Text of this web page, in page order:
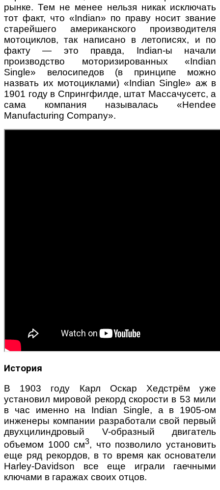
рынке. Тем не менее нельзя никак исключать
тот факт, что «Indian» по праву носит звание
старейшего американского производителя
мотоциклов, так написано в летописях, и по
факту — это правда, Indian-ы начали
производство моторизированных «Indian
Single» велосипедов (в принципе можно
назвать их мотоциклами) «Indian Single» аж в
1901 году в Спрингфилде, штат Массачусетс, а
сама компания называлась «Hendee
Manufacturing Company».
История
В 1903 году Карл Оскар Хедстрём уже
установил мировой рекорд скорости в 53 мили
в час именно на Indian Single, а в 1905-ом
инженеры компании разработали свой первый
двухцилиндровый V-образный двигатель
объемом 1000 см3, что позволило установить
еще ряд рекордов, в то время как основатели
Harley-Davidson все еще играли гаечными
ключами в гаражах своих отцов.